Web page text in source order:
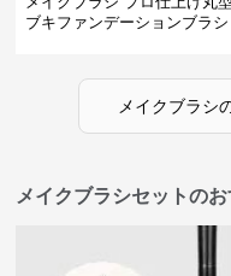
ブキファンデーションブラシ
メイクブラシ
メイクブラシセットの